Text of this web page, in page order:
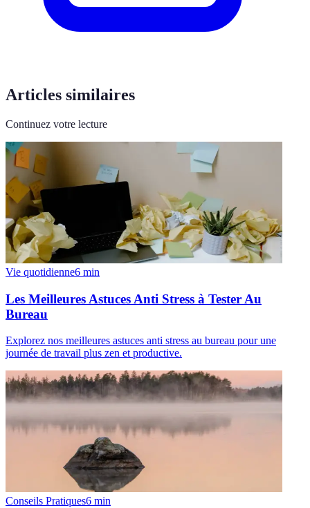
Articles similaires
Continuez votre lecture
Vie quotidienne6 min
Les Meilleures Astuces Anti Stress à Tester Au
Bureau
Explorez nos meilleures astuces anti stress au bureau pour une
journée de travail plus zen et productive.
Conseils Pratiques6 min